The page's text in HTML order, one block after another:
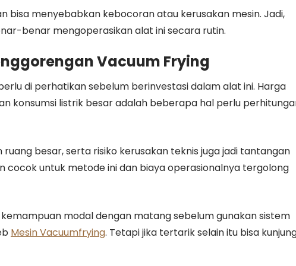
bisa menyebabkan kebocoran atau kerusakan mesin. Jadi,
benar mengoperasikan alat ini secara rutin.
Vacuum Frying
di perhatikan sebelum berinvestasi dalam alat ini. Harga
konsumsi listrik besar adalah beberapa hal perlu
besar, serta risiko kerusakan teknis juga jadi tantangan
cocok untuk metode ini dan biaya operasionalnya tergolong
modal dengan matang sebelum gunakan sistem
Mesin Vacuumfrying. Tetapi jika tertarik selain itu bisa